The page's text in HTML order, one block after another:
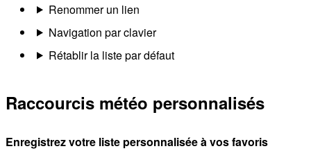
Renommer un lien
Navigation par clavier
Rétablir la liste par défaut
Raccourcis météo personnalisés
Enregistrez votre liste personnalisée à vos favoris